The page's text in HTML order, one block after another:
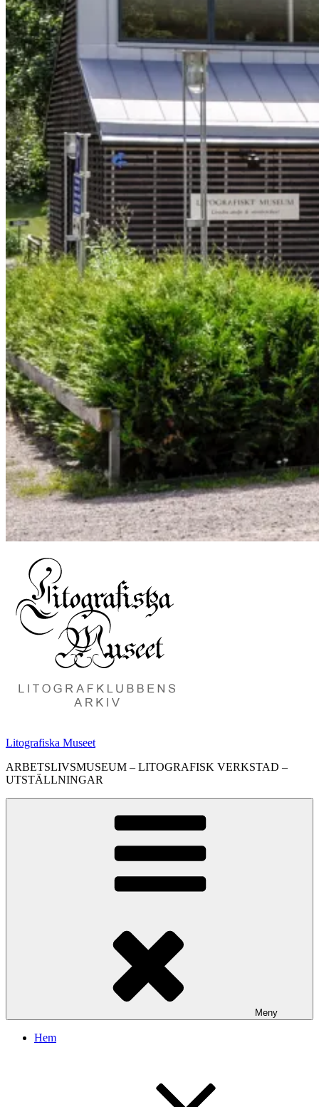
Litografiska Museet
ARBETSLIVSMUSEUM – LITOGRAFISK VERKSTAD –
UTSTÄLLNINGAR
Meny
Hem